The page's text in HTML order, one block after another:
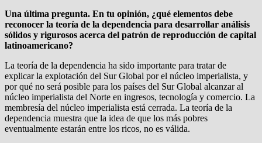
Una última pregunta. En tu opinión, ¿qué elementos debe
reconocer la teoría de la dependencia para desarrollar análisis
sólidos y rigurosos acerca del patrón de reproducción de capital
latinoamericano?
La teoría de la dependencia ha sido importante para tratar de
explicar la explotación del Sur Global por el núcleo imperialista, y
por qué no será posible para los países del Sur Global alcanzar al
núcleo imperialista del Norte en ingresos, tecnología y comercio. La
membresía del núcleo imperialista está cerrada. La teoría de la
dependencia muestra que la idea de que los más pobres
eventualmente estarán entre los ricos, no es válida.